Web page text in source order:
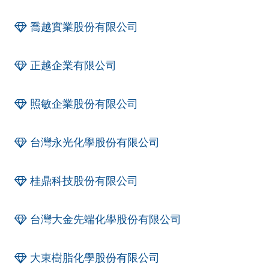
喬越實業股份有限公司
正越企業有限公司
照敏企業股份有限公司
台灣永光化學股份有限公司
桂鼎科技股份有限公司
台灣大金先端化學股份有限公司
大東樹脂化學股份有限公司